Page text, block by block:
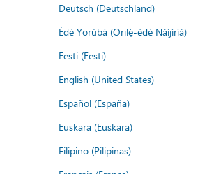
Deutsch (Deutschland)
Èdè Yorùbá (Orilẹ̀-èdè Nàìjíríà)
Eesti (Eesti)
English (United States)
Español (España)
Euskara (Euskara)
Filipino (Pilipinas)